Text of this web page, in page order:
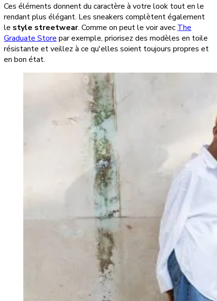
Ces éléments donnent du caractère à votre look tout en le
rendant plus élégant. Les sneakers complètent également
le style streetwear. Comme on peut le voir avec The
Graduate Store par exemple, priorisez des modèles en toile
résistante et veillez à ce qu'elles soient toujours propres et
en bon état.